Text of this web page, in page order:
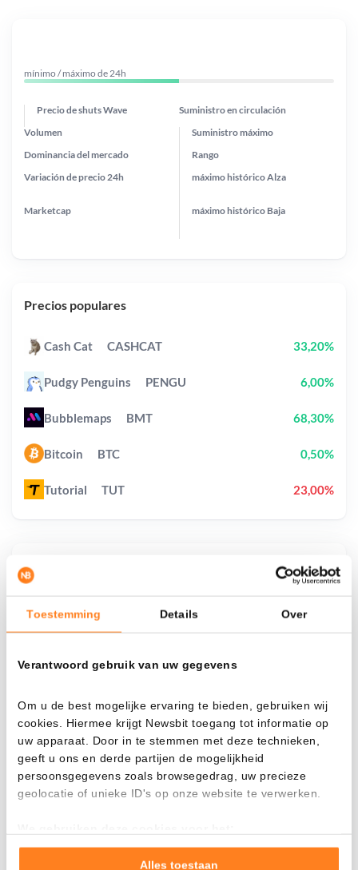
Toestemming Details Over
Verantwoord gebruik van uw gegevens
Om u de best mogelijke ervaring te bieden, gebruiken wij
cookies. Hiermee krijgt Newsbit toegang tot informatie op
uw apparaat. Door in te stemmen met deze technieken,
geeft u ons en derde partijen de mogelijkheid
persoonsgegevens zoals browsegedrag, uw precieze
geolocatie of unieke ID's op onze website te verwerken.
Goed laten functioneren van deze website
Verzamelen van gebruiksstatistieken
Alles toestaan
Mira cuánto valor tendrías hoy si hubieras
aplicado el dollar-cost averaging en distintas
Cada Desde
$
---
mínimo / máximo de 24h
Precio de shuts Wave Suministro en circulación
Variación de precio24h
Suministro máximo
Dominancia del mercado
Marketcap
Volumen
Rango
máximo históricoAlza
máximo histórico Baja
Precios populares
Cash Cat CASHCAT 33,20%
Pudgy Penguins PENGU 6,00%
Bubblemaps BMT 68,30%
Bitcoin BTC 0,50%
Tutorial TUT 23,00%